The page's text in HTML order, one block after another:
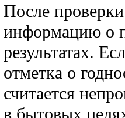
После
информацию о
результатах.
отметка о
считается
в бытовых